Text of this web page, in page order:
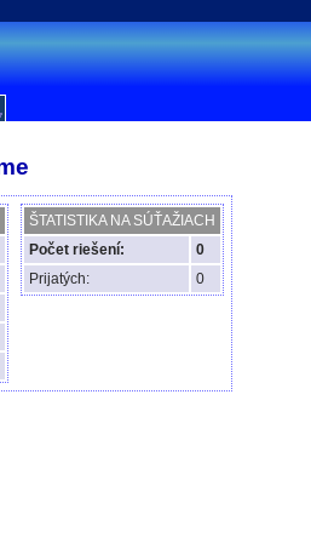
ŠTATISTIKA NA SÚŤAŽIACH
Počet riešení:
0
Prijatých:
0